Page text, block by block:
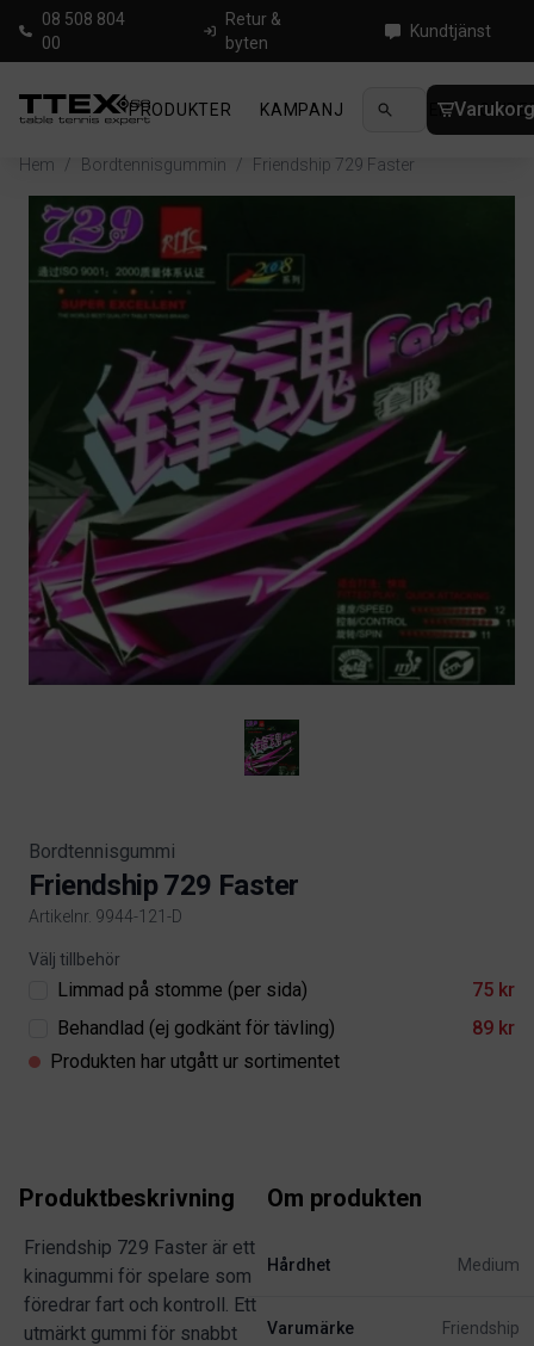
08 508 804
00
Retur &
byten
Kundtjänst
PRODUKTER KAMPANJ NYHETER
Hem / Bordtennisgummin / Friendship 729 Faster
Bordtennisgummi
Friendship 729 Faster
Artikelnr. 9944-121-D
Product information
Välj tillbehör
Limmad på stomme (per sida)
75 kr
Behandlad (ej godkänt för tävling)
89 kr
Produkten har utgått ur sortimentet
Produktbeskrivning
Friendship 729 Faster är ett
kinagummi för spelare som
föredrar fart och kontroll. Ett
utmärkt gummi för snabbt
Om produkten
Hårdhet Medium
Varumärke Friendship